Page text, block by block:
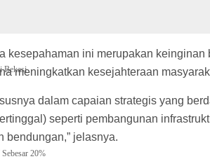
Bekasi
20%
ini merupakan keinginan
meningkatkan kesejahteraan
dalam capaian strategis yang
seperti pembangunan
bendungan,” jelasnya.